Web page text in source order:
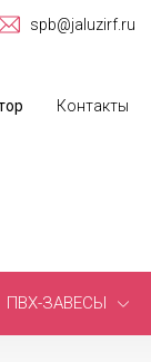
spb@jaluzirf.ru
Контакты
ПВХ-ЗАВЕСЫ